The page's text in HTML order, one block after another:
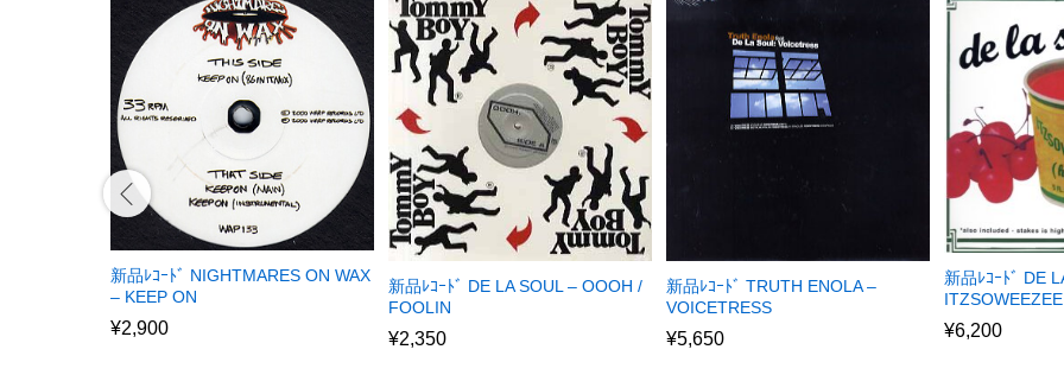
新品ﾚｺｰﾄﾞ NIGHTMARES ON WAX
– KEEP ON
¥2,900
新品ﾚｺｰﾄﾞ DE LA SOUL – OOOH /
FOOLIN
¥2,350
新品ﾚｺｰﾄﾞ TRUTH ENOLA –
VOICETRESS
¥5,650
新品ﾚｺｰﾄﾞ DE
¥6,200